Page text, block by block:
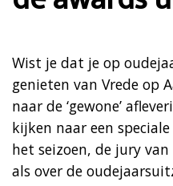
Wist je dat je op
genieten van Vrede op
naar de ‘gewone’
kijken naar een
het seizoen, de jury
als over de